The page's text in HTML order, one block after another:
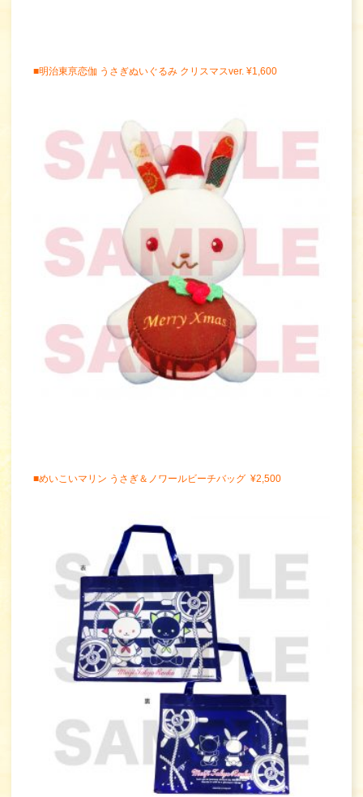
■明治東亰恋伽 うさぎぬいぐるみ クリスマスver. ¥1,600
■めいこいマリン うさぎ＆ノワールビーチバッグ ¥2,500